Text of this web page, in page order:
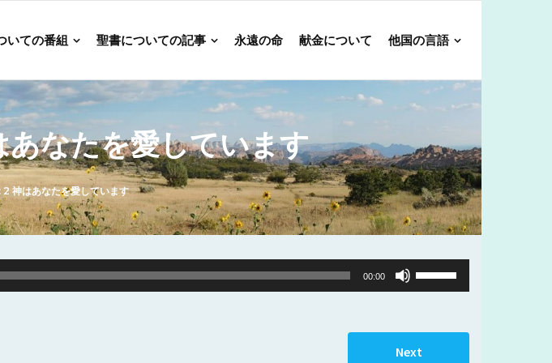
いての番組 聖書についての記事 永遠の命 献金について 他国の言語
なたを愛しています
2 神はあなたを愛しています
00:00
Use
Up/Down
to
Next